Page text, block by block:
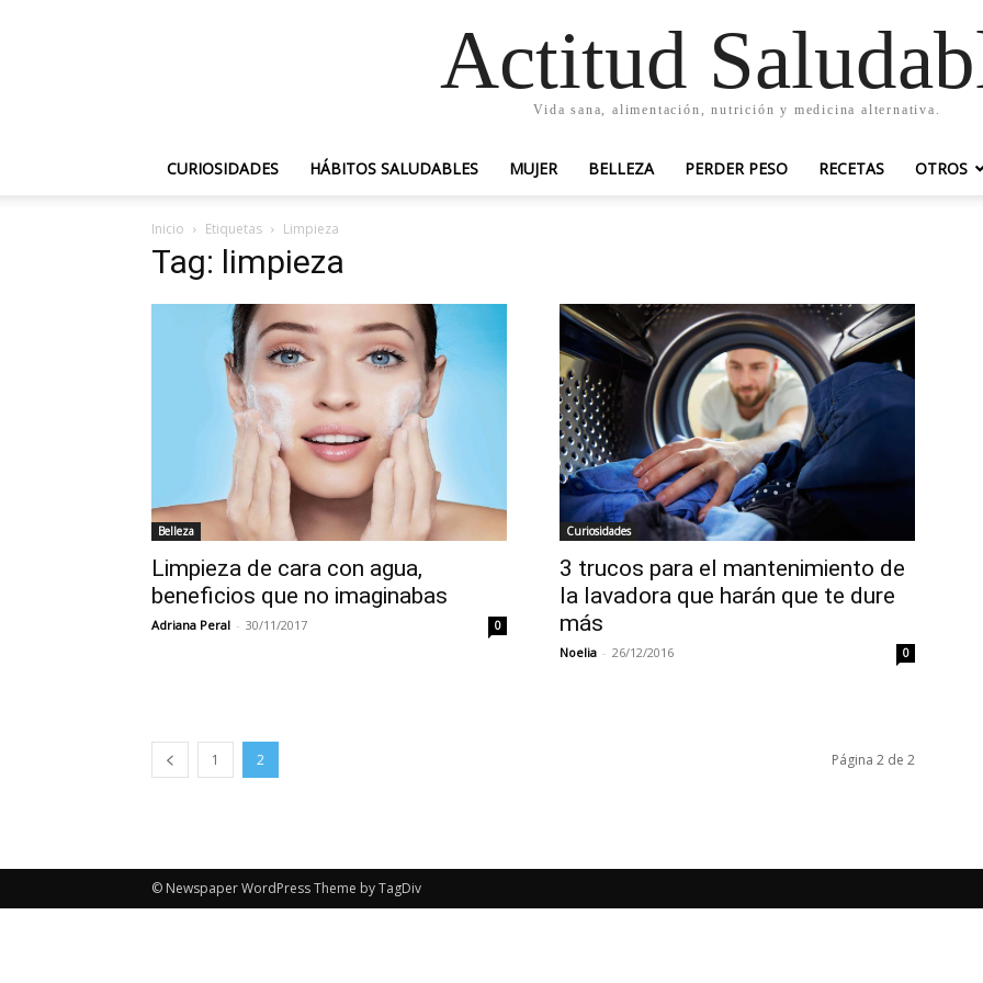
Actitud
Vida sana, alimentación, nutrición y medicina alternativa.
CURIOSIDADES HÁBITOS SALUDABLES MUJER BELLEZA PERDER PESO RECETAS OTROS
Inicio Etiquetas Limpieza
Tag: limpieza
Belleza
Limpieza de cara con agua,
beneficios que no imaginabas
Adriana Peral - 30/11/2017 0
Curiosidades
3 trucos para el mantenimiento de
la lavadora que harán que te dure
más
Noelia - 26/12/2016 0
1 2 Página 2 de 2
© Newspaper WordPress Theme by TagDiv